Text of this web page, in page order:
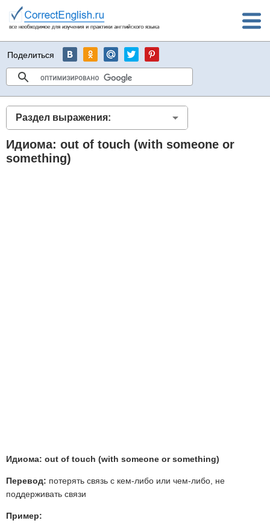
Поделиться
Раздел выражения:
Идиома: out of touch (with someone or
something)
Идиома: out of touch (with someone or something)
Перевод: потерять связь с кем-либо или чем-либо, не
поддерживать связи
Пример: